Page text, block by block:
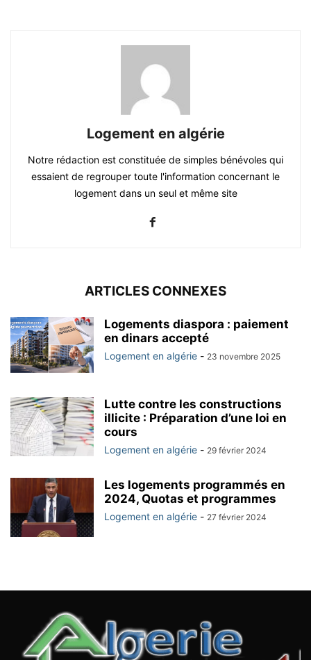
Logement en algérie
Notre rédaction est constituée de simples bénévoles qui
essaient de regrouper toute l'information concernant le
logement dans un seul et même site
ARTICLES CONNEXES
Logements diaspora : paiement
en dinars accepté
Logement en algérie - 23 novembre 2025
Lutte contre les constructions
illicite : Préparation d’une loi en
cours
Logement en algérie - 29 février 2024
Les logements programmés en
2024, Quotas et programmes
Logement en algérie - 27 février 2024